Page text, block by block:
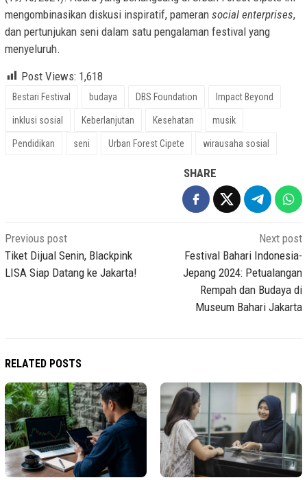
mengombinasikan diskusi inspiratif, pameran social enterprises,
dan pertunjukan seni dalam satu pengalaman festival yang
menyeluruh.
Post Views: 1,618
Bestari Festival budaya DBS Foundation Impact Beyond
inklusi sosial Keberlanjutan Kesehatan musik
Pendidikan seni Urban Forest Cipete wirausaha sosial
SHARE
Post
navigation
Previous post
Tiket Dijual Senin, Blackpink
LISA Siap Datang ke Jakarta!
Next post
Festival Bahari Indonesia-
Jepang 2024: Petualangan
Rempah dan Budaya di
Museum Bahari Jakarta
RELATED POSTS